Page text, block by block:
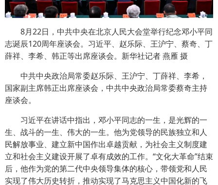
8月22日，中共中央在北京人民大会堂举行纪念邓小平同
志诞辰120周年座谈会。习近平、赵乐际、王沪宁、蔡奇、丁
薛祥、李希、韩正等出席座谈会。新华社记者 燕雁 摄
中共中央政治局常委赵乐际、王沪宁、丁薛祥、李希，
国家副主席韩正出席座谈会，中共中央政治局常委蔡奇主持
座谈会。
习近平在讲话中指出，邓小平同志的一生，是光辉的一
生、战斗的一生、伟大的一生。他为党领导的民族独立和人
民解放事业、建立新中国作出卓越贡献，为社会主义制度建
立和社会主义建设开展了卓有成效的工作。“文化大革命”结束
后，他作为党的第二代中央领导集体的核心，带领党和人民
实现了伟大历史转折，推动实现了马克思主义中国化新的飞